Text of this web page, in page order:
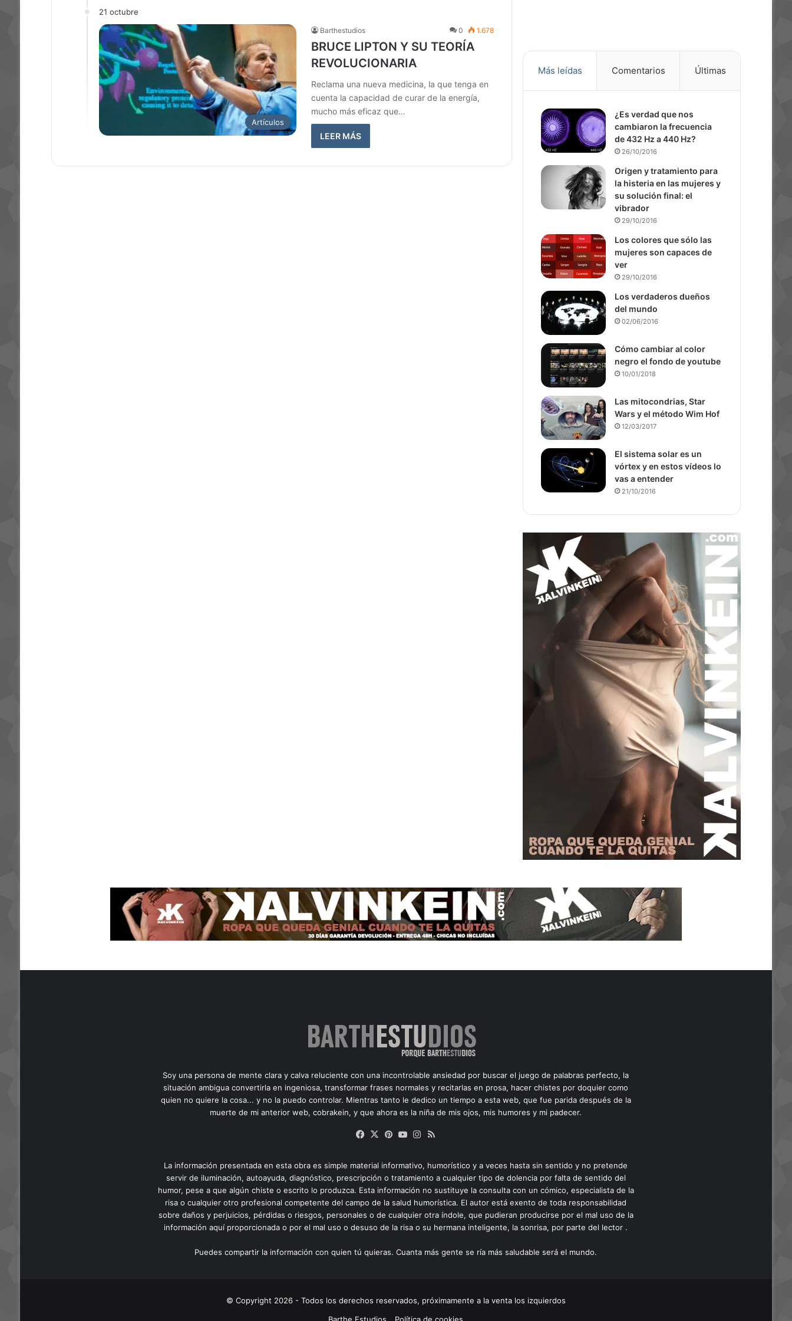
21 octubre
Artículos
Barthestudios 0 1.678
BRUCE LIPTON Y SU TEORÍA
REVOLUCIONARIA
Reclama una nueva medicina, la que tenga en
cuenta la capacidad de curar de la energía,
mucho más eficaz que…
LEER MÁS
Más leídas Comentarios Últimas
¿Es verdad que nos
cambiaron la frecuencia
de 432 Hz a 440 Hz?
26/10/2016
Origen y tratamiento para
la histeria en las mujeres y
su solución final: el
vibrador
29/10/2016
Los colores que sólo las
mujeres son capaces de
ver
29/10/2016
Los verdaderos dueños
del mundo
02/06/2016
Cómo cambiar al color
negro el fondo de youtube
10/01/2018
Las mitocondrias, Star
Wars y el método Wim Hof
12/03/2017
El sistema solar es un
vórtex y en estos vídeos lo
vas a entender
21/10/2016
Soy una persona de mente clara y calva reluciente con una incontrolable ansiedad por buscar el juego de palabras perfecto, la
situación ambigua convertirla en ingeniosa, transformar frases normales y recitarlas en prosa, hacer chistes por doquier como
quien no quiere la cosa... y no la puedo controlar. Mientras tanto le dedico un tiempo a esta web, que fue parida después de la
muerte de mi anterior web, cobrakein, y que ahora es la niña de mis ojos, mis humores y mi padecer.
Facebook
X Pinterest
YouTubeInstagram
La información presentada en esta obra es simple material informativo, humorístico y a veces hasta sin sentido y no pretende
servir de iluminación, autoayuda, diagnóstico, prescripción o tratamiento a cualquier tipo de dolencia por falta de sentido del
humor, pese a que algún chiste o escrito lo produzca. Esta información no sustituye la consulta con un cómico, especialista de la
risa o cualquier otro profesional competente del campo de la salud humorística. El autor está exento de toda responsabilidad
sobre daños y perjuicios, pérdidas o riesgos, personales o de cualquier otra índole, que pudieran producirse por el mal uso de la
información aquí proporcionada o por el mal uso o desuso de la risa o su hermana inteligente, la sonrisa, por parte del lector .
Puedes compartir la información con quien tú quieras. Cuanta más gente se ría más saludable será el mundo.
© Copyright 2026 - Todos los derechos reservados, próximamente a la venta los izquierdos